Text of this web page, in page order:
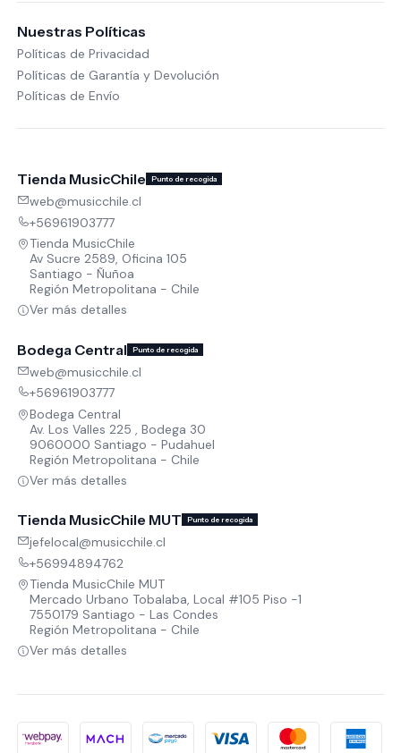
Nuestras Políticas
Políticas de Privacidad
Políticas de Garantía y Devolución
Políticas de Envío
Tienda MusicChile Punto de recogida
web@musicchile.cl
+56961903777
Tienda MusicChile
Av Sucre 2589, Oficina 105
Santiago - Ñuñoa
Región Metropolitana - Chile
Ver más detalles
Bodega Central Punto de recogida
web@musicchile.cl
+56961903777
Bodega Central
Av. Los Valles 225 , Bodega 30
9060000 Santiago - Pudahuel
Región Metropolitana - Chile
Ver más detalles
Tienda MusicChile MUT Punto de recogida
jefelocal@musicchile.cl
+56994894762
Tienda MusicChile MUT
Mercado Urbano Tobalaba, Local #105 Piso -1
7550179 Santiago - Las Condes
Región Metropolitana - Chile
Ver más detalles